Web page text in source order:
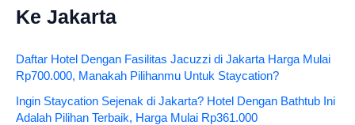
Ke Jakarta
Daftar Hotel Dengan Fasilitas Jacuzzi di Jakarta Harga Mulai
Rp700.000, Manakah Pilihanmu Untuk Staycation?
Ingin Staycation Sejenak di Jakarta? Hotel Dengan Bathtub Ini
Adalah Pilihan Terbaik, Harga Mulai Rp361.000